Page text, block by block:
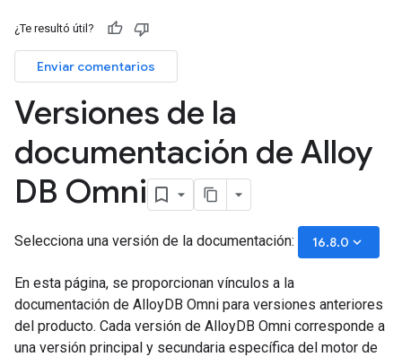
¿Te resultó útil?
Enviar comentarios
Versiones de la
documentación de Alloy
DB Omni
Selecciona una versión de la documentación: 16.8.0 keyboard_arrow_down
En esta página, se proporcionan vínculos a la
documentación de AlloyDB Omni para versiones anteriores
del producto. Cada versión de AlloyDB Omni corresponde a
una versión principal y secundaria específica del motor de